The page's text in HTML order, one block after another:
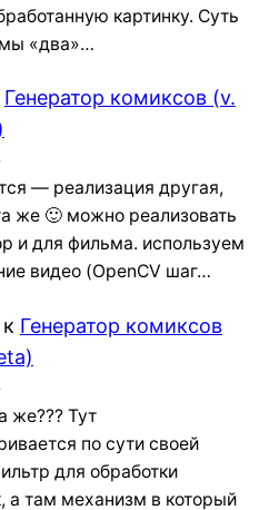
картинку. Суть
«два»…
Генератор комиксов (v.
— реализация другая,
же 🙂 можно реализовать
и для фильма. используем
видео (OpenCV шаг…
к Генератор комиксов
же??? Тут
по сути своей
для обработки
а там механизм в который